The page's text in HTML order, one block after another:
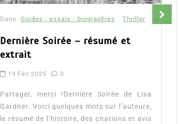
16 Déc 2023 0
Partager, merci !Carla Moreau, sa
biographie, son histoire. Biographie de
Carla Moreau ainsi que le résumé de son
Lire la suite